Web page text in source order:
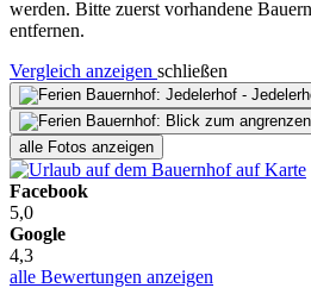
werden. Bitte zuerst vorhandene
entfernen.
Vergleich anzeigen schließen
alle Fotos anzeigen
Facebook
5,0
Google
4,3
alle Bewertungen anzeigen